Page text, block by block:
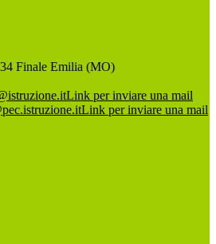
Finale Emilia (MO)
Link per inviare una mail
Link per inviare una mail